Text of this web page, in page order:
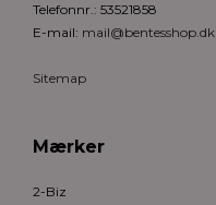
Telefonnr.: 53521858
E-mail: mail@bentesshop.dk
Sitemap
Mærker
2-Biz